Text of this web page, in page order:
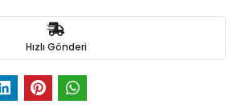
Hızlı Gönderi